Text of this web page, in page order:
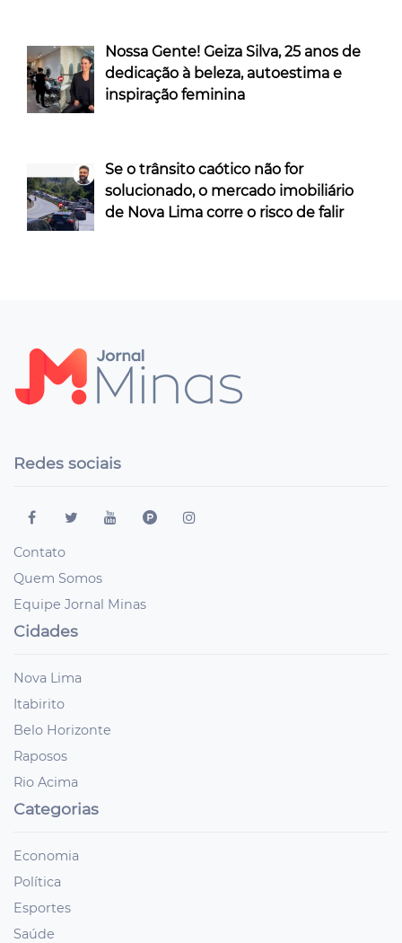
Nossa Gente! Geiza Silva, 25 anos de
dedicação à beleza, autoestima e
inspiração feminina
Se o trânsito caótico não for
solucionado, o mercado imobiliário
de Nova Lima corre o risco de falir
Redes sociais
Contato
Quem Somos
Equipe Jornal Minas
Cidades
Nova Lima
Itabirito
Belo Horizonte
Raposos
Rio Acima
Categorias
Economia
Política
Esportes
Saúde